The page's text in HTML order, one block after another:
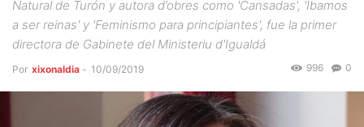
Natural de Turón y autora d’obres como 'Cansadas', 'Íbamos
a ser reinas' y 'Feminismo para principiantes', fue la primer
directora de Gabinete del Ministeriu d'Igualdá
Por xixonaldia - 10/09/2019 0
996